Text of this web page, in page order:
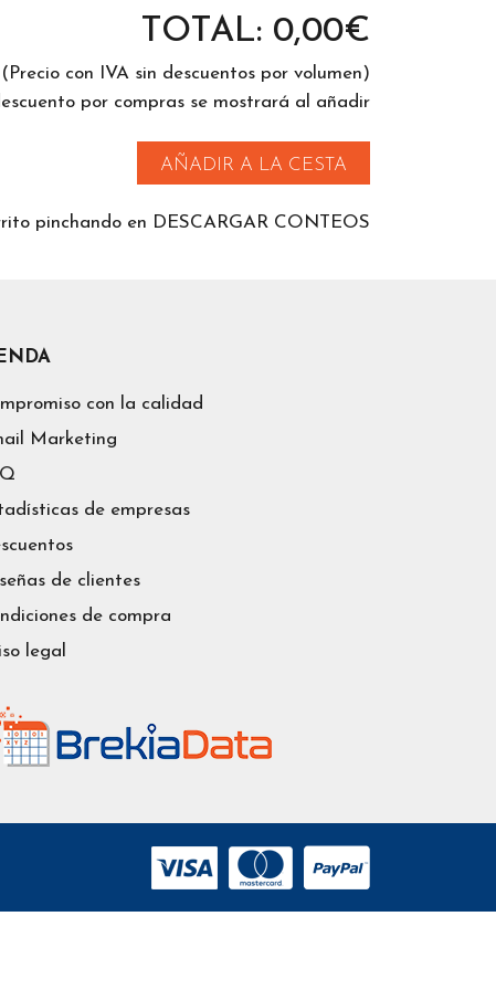
TOTAL: 0,00€
(Precio con IVA sin descuentos por volumen)
por compras se mostrará al añadir
AÑADIR A LA CESTA
pinchando en DESCARGAR CONTEOS
con la calidad
Marketing
de empresas
de clientes
de compra
legal